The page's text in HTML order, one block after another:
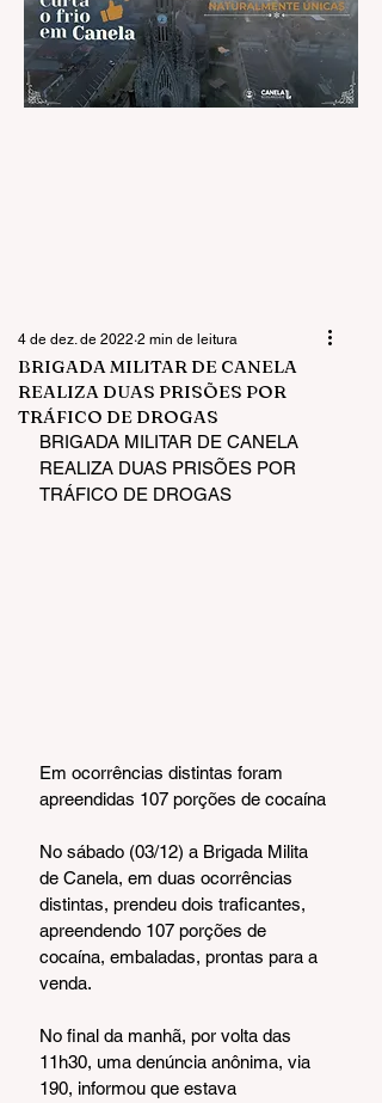
BRIGADA MILITAR DE CANELA
REALIZA DUAS PRISÕES POR
TRÁFICO DE DROGAS
4 de dez. de 2022 2 min de leitura
BRIGADA MILITAR DE CANELA
REALIZA DUAS PRISÕES POR
TRÁFICO DE DROGAS
Em ocorrências distintas foram
apreendidas 107 porções de cocaína
No sábado (03/12) a Brigada Milita
de Canela, em duas ocorrências
distintas, prendeu dois traficantes,
apreendendo 107 porções de
cocaína, embaladas, prontas para a
venda.
No final da manhã, por volta das
11h30, uma denúncia anônima, via
190, informou que estava